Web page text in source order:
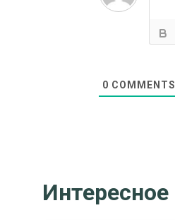
0 COMMENTS
Интересное